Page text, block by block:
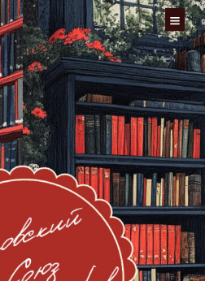
Перейти
к
содержимому